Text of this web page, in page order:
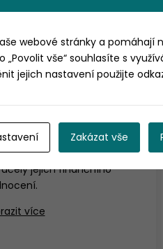
komunikací a chodníků
jejich finančního
více
webové stránky a pomáhají
vše“ souhlasíte s
jejich nastavení použijte
Zakázat vše